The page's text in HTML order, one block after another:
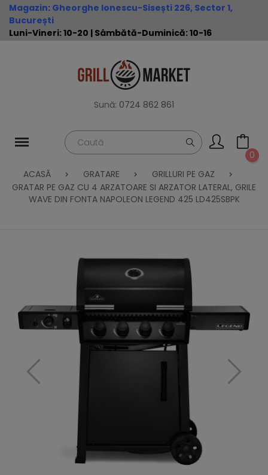
Magazin: Gheorghe Ionescu-Sisești 226, Sector 1,
București
Luni-Vineri: 10-20 | Sâmbătă-Duminică: 10-16
Sună: 0724 862 861
0
ACASĂ
GRATARE
GRILLURI PE GAZ
GRATAR PE GAZ CU 4 ARZATOARE SI ARZATOR LATERAL, GRILE
WAVE DIN FONTA NAPOLEON LEGEND 425 LD425SBPK